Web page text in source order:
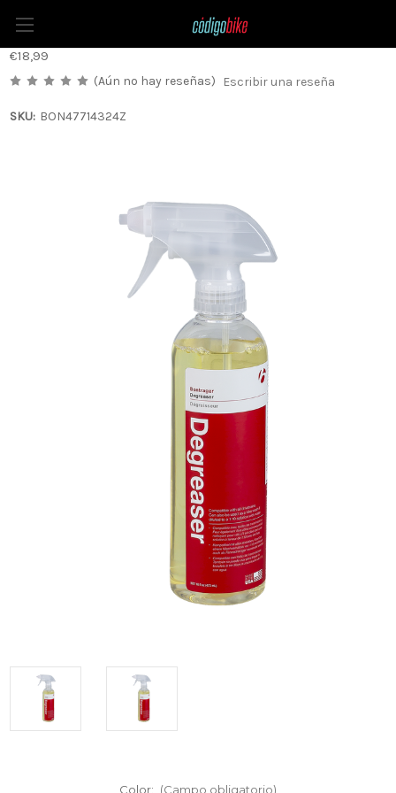
Desengrasante Bontrager
€18,99
(Aún no hay reseñas) Escribir una reseña
SKU: BON47714324Z
Color: (Campo obligatorio)